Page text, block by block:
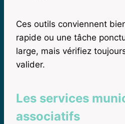
Ces outils conviennent
rapide ou une tâche
large, mais vérifiez
valider.
Les services
associatifs